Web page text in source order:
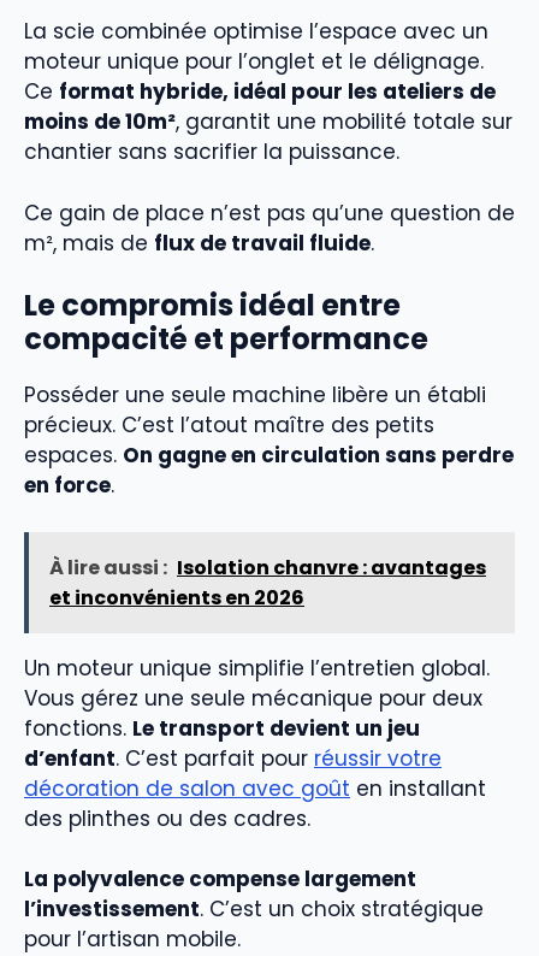
La scie combinée optimise l’espace avec un
moteur unique pour l’onglet et le délignage.
Ce format hybride, idéal pour les ateliers de
moins de 10m², garantit une mobilité totale sur
chantier sans sacrifier la puissance.
Ce gain de place n’est pas qu’une question de
m², mais de flux de travail fluide.
Le compromis idéal entre
compacité et performance
Posséder une seule machine libère un établi
précieux. C’est l’atout maître des petits
espaces. On gagne en circulation sans perdre
en force.
À lire aussi : Isolation chanvre : avantages
et inconvénients en 2026
Un moteur unique simplifie l’entretien global.
Vous gérez une seule mécanique pour deux
fonctions. Le transport devient un jeu
d’enfant. C’est parfait pour réussir votre
décoration de salon avec goût en installant
des plinthes ou des cadres.
La polyvalence compense largement
l’investissement. C’est un choix stratégique
pour l’artisan mobile.